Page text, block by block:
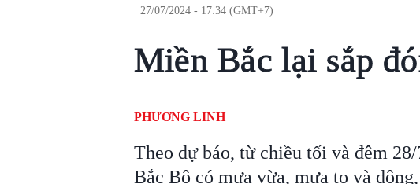
27/07/2024 - 17:34 (GMT+7)
Miền Bắc lại sắp
PHƯƠNG LINH
Theo dự báo, từ chiều tối và đêm
Bắc Bộ có mưa vừa, mưa to và